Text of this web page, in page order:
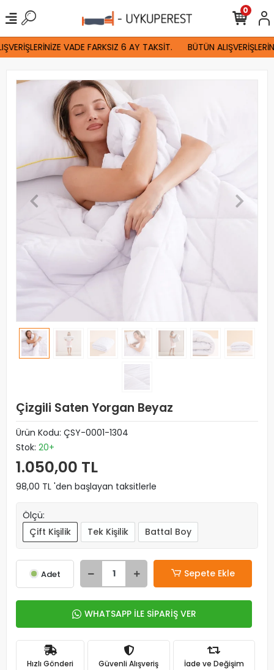
VADE FARKSIZ 6 AY TAKSİT. BÜTÜN
0
Çizgili Saten Yorgan Beyaz
Ürün Kodu: ÇSY-0001-1304
Stok: 20+
1.050,00 TL
98,00 TL 'den başlayan taksitlerle
Ölçü:
Çift Kişilik
Tek Kişilik Battal Boy
Adet Sepete Ekle
WHATSAPP İLE SİPARİŞ VER
Hızlı Gönderi Güvenli Alışveriş İade ve Değişim